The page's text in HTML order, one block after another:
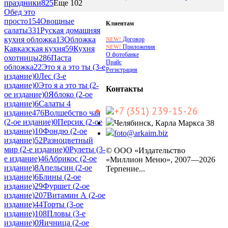
праздники825Еще 102
Обед это
просто154Овощные
салаты331Руская домашняя
кухня обложка13Обложка
Кавказская кухня59Кухня
охотницы286Паста
обложка22Это я а это ты (3-е
издание)0Лес (3-е
издание)0Это я а это ты (2-
ое издание)0Яблоко (2-ое
издание)6Салаты 4
издание476Волшебство чая
(2-ое издание)0Персик (2-ое
издание)10Фондю (2-ое
издание)52Разноцветный
мир (2-е издание)0Рулеты (3-
е издание)46Абрикос (2-ое
издание)8Апельсин (2-ое
издание)6Блины (2-ое
издание)29Фуршет (2-ое
издание)207Витамин А (2-ое
издание)44Торты (3-ое
издание)108Пловы (3-е
издание)0Яичница (2-ое
Клиентам
NEW! Договор
NEW! Приложения
О фотобанке
Прайс
Регистрация
Контакты
+7 (351) 239-15-26
Челябинск, Карла Маркса 38
foto@arkaim.biz
© ООО «Издательство
«Миллион Меню», 2007—2026
Терпение...